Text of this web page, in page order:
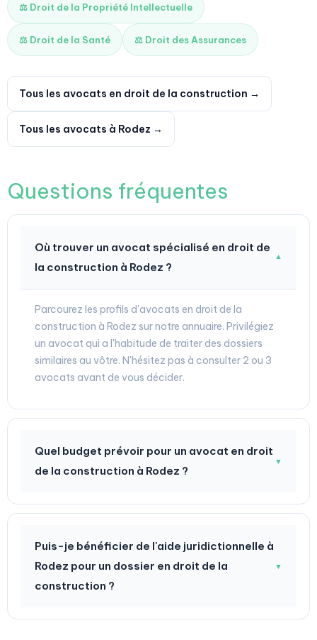
⚖️ Droit de la Propriété Intellectuelle
⚖️ Droit de la Santé ⚖️ Droit des Assurances
Tous les avocats en droit de la construction →
Tous les avocats à Rodez →
Questions fréquentes
Où trouver un avocat spécialisé en droit de
la construction à Rodez ?
▼
Parcourez les profils d'avocats en droit de la
construction à Rodez sur notre annuaire. Privilégiez
un avocat qui a l'habitude de traiter des dossiers
similaires au vôtre. N'hésitez pas à consulter 2 ou 3
avocats avant de vous décider.
Quel budget prévoir pour un avocat en droit
de la construction à Rodez ?
▼
Puis-je bénéficier de l'aide juridictionnelle à
Rodez pour un dossier en droit de la
construction ?
▼